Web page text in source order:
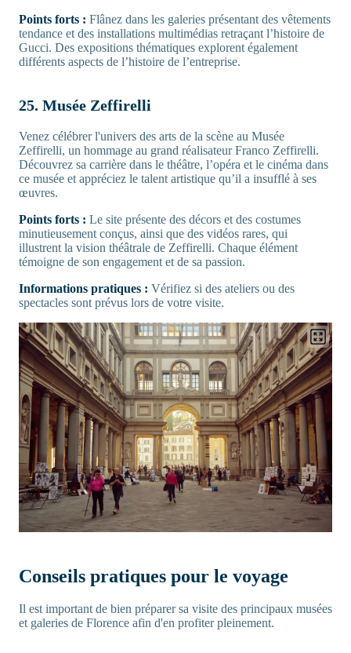
Points forts : Flânez dans les galeries présentant des vêtements
tendance et des installations multimédias retraçant l’histoire de
Gucci. Des expositions thématiques explorent également
différents aspects de l’histoire de l’entreprise.
25. Musée Zeffirelli
Venez célébrer l'univers des arts de la scène au Musée
Zeffirelli, un hommage au grand réalisateur Franco Zeffirelli.
Découvrez sa carrière dans le théâtre, l’opéra et le cinéma dans
ce musée et appréciez le talent artistique qu’il a insufflé à ses
œuvres.
Points forts : Le site présente des décors et des costumes
minutieusement conçus, ainsi que des vidéos rares, qui
illustrent la vision théâtrale de Zeffirelli. Chaque élément
témoigne de son engagement et de sa passion.
Informations pratiques : Vérifiez si des ateliers ou des
spectacles sont prévus lors de votre visite.
Conseils pratiques pour le voyage
Il est important de bien préparer sa visite des principaux musées
et galeries de Florence afin d'en profiter pleinement.